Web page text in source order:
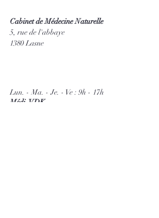
Cabinet de Médecine Naturelle
5, rue de l'abbaye
1380 Lasne
Lun. - Ma. - Je. - Ve : 9h - 17h
Médi-VDK